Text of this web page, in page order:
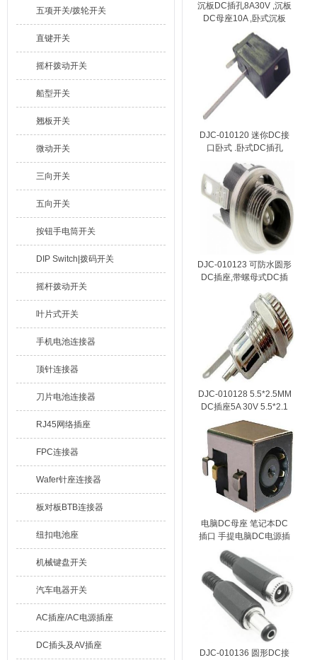
五项开关/拨轮开关
直键开关
摇杆拨动开关
船型开关
翘板开关
微动开关
三向开关
五向开关
按钮手电筒开关
DIP Switch|拨码开关
摇杆拨动开关
叶片式开关
手机电池连接器
顶针连接器
刀片电池连接器
RJ45网络插座
FPC连接器
Wafer针座连接器
板对板BTB连接器
纽扣电池座
机械键盘开关
汽车电器开关
AC插座/AC电源插座
DC插头及AV插座
沉板DC插孔8A30V ,沉板
DC母座10A ,卧式沉板
DC插座5.5mm*2.5mm
DJC-010116
DJC-010120 迷你DC接
口卧式 .卧式DC插孔
DJC-010123 可防水圆形
DC插座,带螺母式DC插
DJC-010128 5.5*2.5MM
DC插座5A 30V 5.5*2.1
DC座3A 20V
电脑DC母座 笔记本DC
插口 手提电脑DC电源插
座 DJC-010132 DC 插座
10A
DJC-010136 圆形DC接